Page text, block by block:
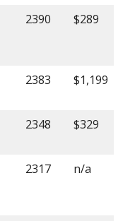
2390 $289
2383 $1,199
2348 $329
2317 n/a